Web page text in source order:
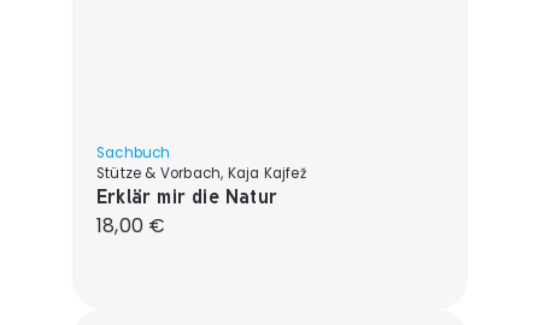
Sachbuch
Stütze & Vorbach, Kaja Kajfež
Erklär mir die Natur
Regulärer Preis:
18,00 €